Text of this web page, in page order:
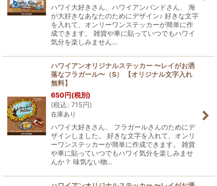
ハワイ大好きさん、ハワイアンバンドさん、 海
が大好きなあなたのためにデザイン♪ 好きな文字
を入れて、オンリーワンステッカーが簡単に作
成できます。 雑貨や車に貼っていつでもハワイ
気分を楽しみません…
ハワイアンオリジナルステッカー 〜レイがお洒
落なフラガール〜（S） 【オリジナル文字入れ
無料】
650円(税別)
(税込: 715円)
在庫あり
ハワイ大好きさん、 フラガールさんのためにデ
ザインしました。 好きな文字を入れて、オンリ
ーワンステッカーが簡単に作成できます。 雑貨
や車に貼っていつでもハワイ気分を楽しみませ
んか？ 味気ない物…